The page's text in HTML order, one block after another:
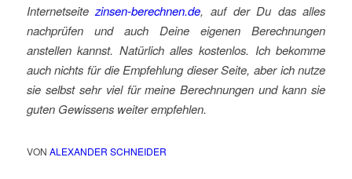
Internetseitezinsen-berechnen.de, auf der Du das alles
nachprüfen und auch Deine eigenen Berechnungen
anstellen kannst. Natürlich alles kostenlos. Ich bekomme
auch nichts für die Empfehlung dieser Seite, aber ich nutze
sie selbst sehr viel für meine Berechnungen und kann sie
guten Gewissens weiter empfehlen.
VON ALEXANDER SCHNEIDER